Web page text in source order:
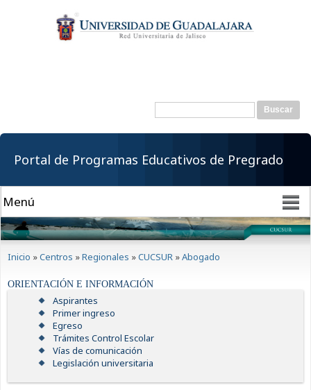
contenido
principal
Formulario de
Buscar
Portal de Programas Educativos de Pregrado
Inicio »Centros »Regionales »CUCSUR »Abogado
ORIENTACIÓN E INFORMACIÓN
Aspirantes
Primer ingreso
Egreso
Trámites Control Escolar
Vías de comunicación
Legislación universitaria